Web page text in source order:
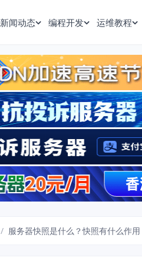
新闻动态 编程开发 运维教程
/ 服务器快照是什么？快照有什么作用